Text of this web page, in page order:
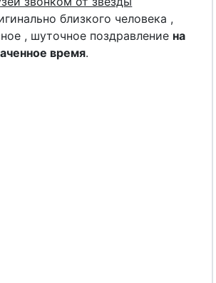
близкого человека ,
, шуточное поздравление на
время.